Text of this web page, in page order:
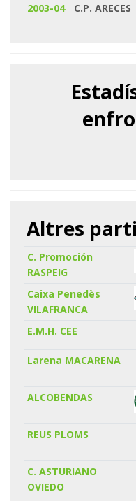
2003-04
C.P. ARECES
Altres
C. Promoción
RASPEIG
Caixa Penedès
VILAFRANCA
E.M.H. CEE
Larena MACARENA
ALCOBENDAS
REUS PLOMS
C. ASTURIANO
OVIEDO